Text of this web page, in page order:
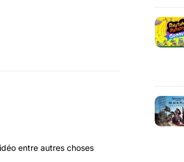
entre autres choses